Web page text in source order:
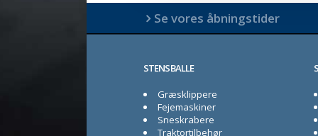
Se vores åbningstider
STENSBALLE
Græsklippere
Fejemaskiner
Sneskrabere
Traktortilbehør